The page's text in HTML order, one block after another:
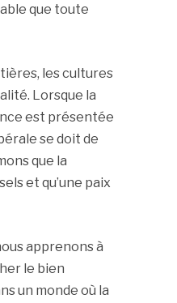
que toute
les cultures
Lorsque la
est présentée
se doit de
que la
et qu’une paix
apprenons à
le bien
un monde où la